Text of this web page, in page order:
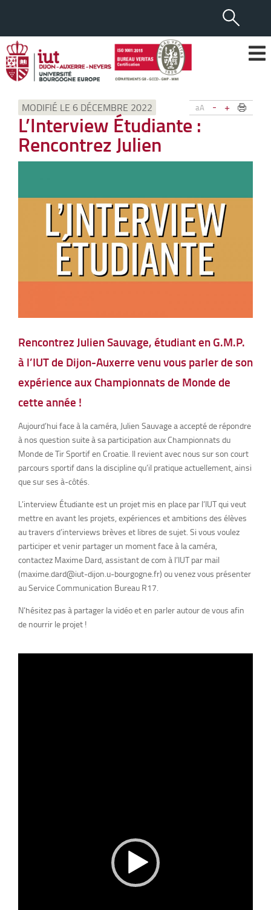
aA - +
MODIFIÉ LE 6 DÉCEMBRE 2022
L’Interview Étudiante :
Rencontrez Julien
Rencontrez Julien Sauvage, étudiant en G.M.P.
à l’IUT de Dijon-Auxerre venu vous parler de son
expérience aux Championnats de Monde de
cette année !
Aujourd’hui face à la caméra, Julien Sauvage a accepté de répondre
à nos question suite à sa participation aux Championnats du
Monde de Tir Sportif en Croatie. Il revient avec nous sur son court
parcours sportif dans la discipline qu’il pratique actuellement, ainsi
que sur ses à-côtés.
L’interview Étudiante est un projet mis en place par l’IUT qui veut
mettre en avant les projets, expériences et ambitions des élèves
au travers d’interviews brèves et libres de sujet. Si vous voulez
participer et venir partager un moment face à la caméra,
contactez Maxime Dard, assistant de com à l’IUT par mail
(maxime.dard@iut-dijon.u-bourgogne.fr) ou venez vous présenter
au Service Communication Bureau R17.
N’hésitez pas à partager la vidéo et en parler autour de vous afin
de nourrir le projet !